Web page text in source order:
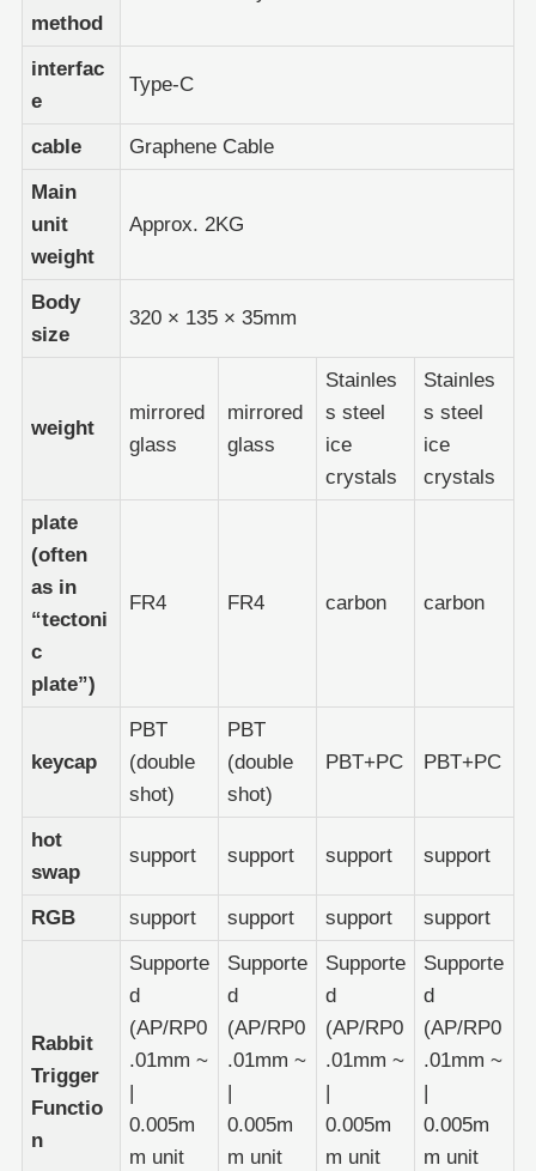
method
interfac
e
Type-C
cable
Graphene Cable
Main
unit
weight
Approx. 2KG
Body
size
320 × 135 × 35mm
weight
mirrored
glass
mirrored
glass
Stainles
s steel
ice
crystals
Stainles
s steel
ice
crystals
plate
(often
as in
“tectoni
c
plate”)
FR4 FR4 carbon carbon
keycap
PBT
(double
shot)
PBT
(double
shot)
PBT+PC PBT+PC
hot
swap
support support support support
RGB support support support support
Rabbit
Trigger
Functio
n
Supporte
d
(AP/RP0
.01mm ~
0.005m
m unit
Supporte
d
(AP/RP0
.01mm ~
0.005m
m unit
Supporte
d
(AP/RP0
.01mm ~
0.005m
m unit
Supporte
d
(AP/RP0
.01mm ~
0.005m
m unit